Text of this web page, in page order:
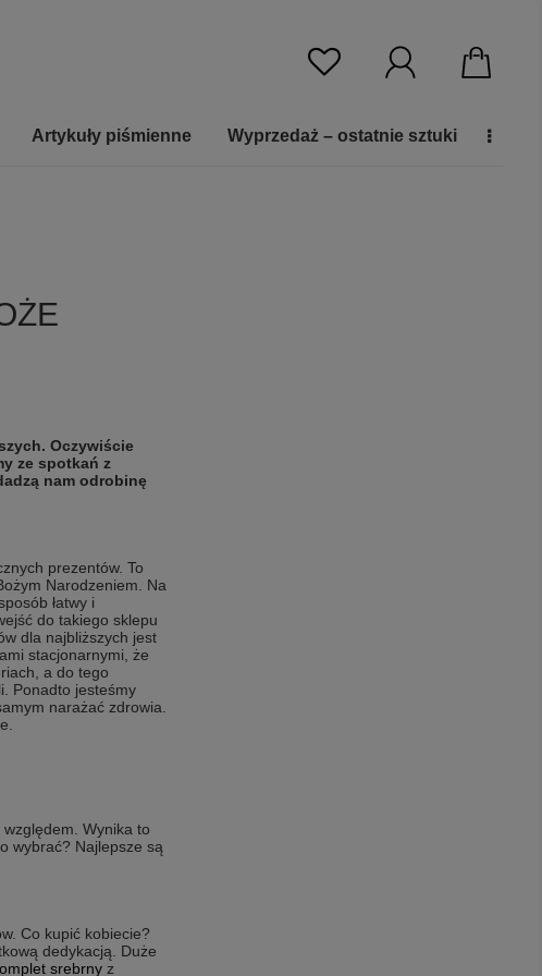
Artykuły piśmienne Wyprzedaż – ostatnie sztuki
Oczywiście
ze spotkań z
nam odrobinę
prezentów. To
Narodzeniem. Na
łatwy i
do takiego sklepu
dla najbliższych jest
stacjonarnymi, że
a do tego
Ponadto jesteśmy
narażać zdrowia.
Wynika to
wybrać? Najlepsze są
Co kupić kobiecie?
dedykacją. Duże
srebrny z